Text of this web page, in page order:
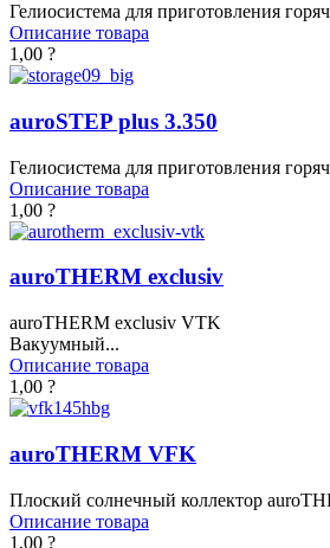
Гелиосистема для приготовления
Описание товара
1,00 ?
auroSTEP plus 3.350
Гелиосистема для приготовления
Описание товара
1,00 ?
auroTHERM exclusiv
auroTHERM exclusiv VTK
Вакуумный...
Описание товара
1,00 ?
auroTHERM VFK
Плоский солнечный коллектор
Описание товара
1,00 ?